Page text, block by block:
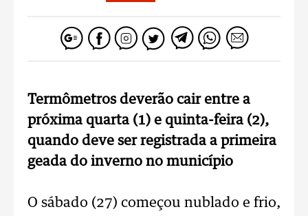
Termômetros deverão cair entre a
próxima quarta (1) e quinta-feira (2),
quando deve ser registrada a primeira
geada do inverno no município
O sábado (27) começou nublado e frio,